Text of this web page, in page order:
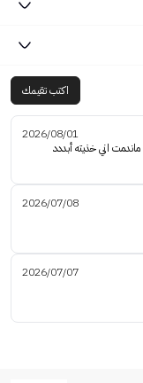
اكتب تقيمك
2026/08/01
اني خذيته أبددد
2026/07/08
2026/07/07